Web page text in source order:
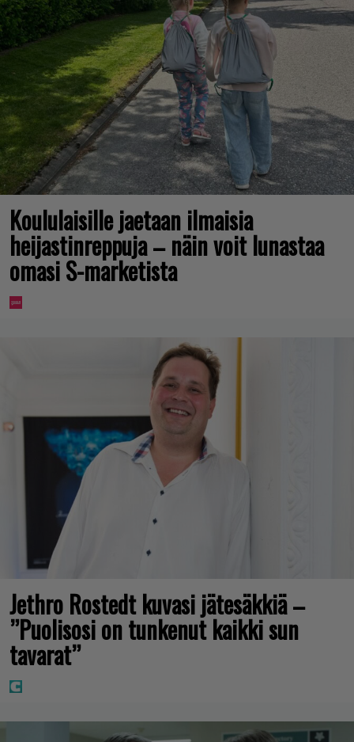
Koululaisille jaetaan ilmaisia
heijastinreppuja – näin voit lunastaa
omasi S-marketista
Jethro Rostedt kuvasi jätesäkkiä –
”Puolisosi on tunkenut kaikki sun
tavarat”